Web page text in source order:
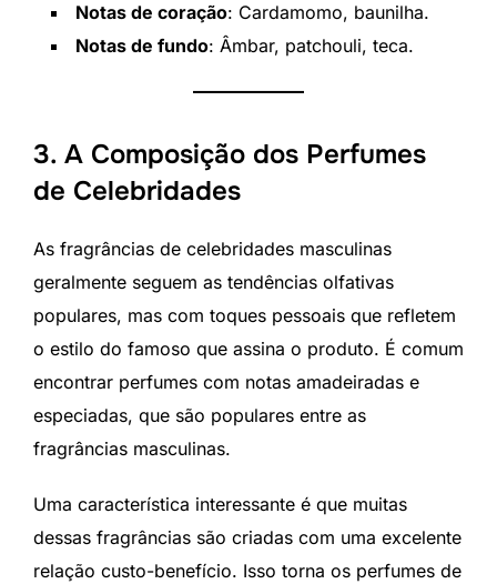
Notas de coração: Cardamomo, baunilha.
Notas de fundo: Âmbar, patchouli, teca.
3. A Composição dos Perfumes
de Celebridades
As fragrâncias de celebridades masculinas
geralmente seguem as tendências olfativas
populares, mas com toques pessoais que refletem
o estilo do famoso que assina o produto. É comum
encontrar perfumes com notas amadeiradas e
especiadas, que são populares entre as
fragrâncias masculinas.
Uma característica interessante é que muitas
dessas fragrâncias são criadas com uma excelente
relação custo-benefício. Isso torna os perfumes de